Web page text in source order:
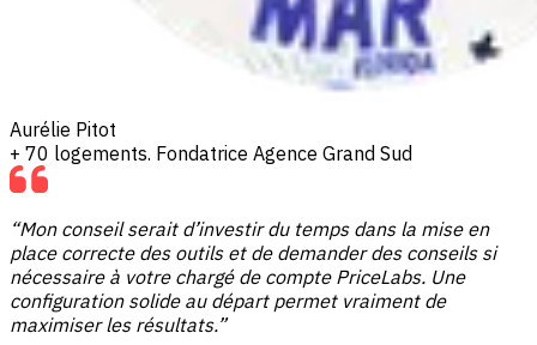
Aurélie Pitot
+ 70 logements. Fondatrice Agence Grand Sud
“Mon conseil serait d’investir du temps dans la mise en
place correcte des outils et de demander des conseils si
nécessaire à votre chargé de compte PriceLabs. Une
configuration solide au départ permet vraiment de
maximiser les résultats.”